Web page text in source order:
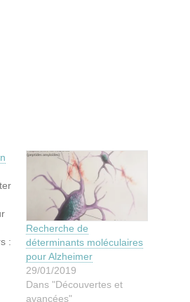
:
Recherche de
déterminants moléculaires
pour Alzheimer
29/01/2019
Dans "Découvertes et
avancées"